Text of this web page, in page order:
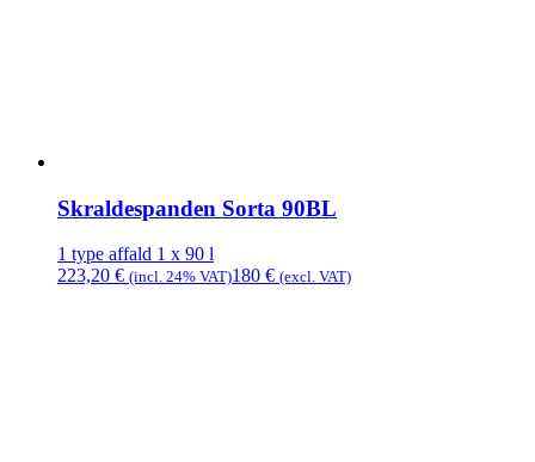
Skraldespanden Sorta 90BL
1 type affald 1 x 90 l
223,20 € (incl. 24% VAT)180 € (excl. VAT)